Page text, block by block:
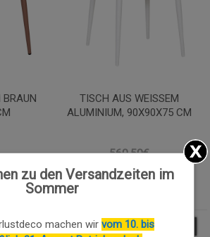
TISCH AUS WEISSEM A
LUMINIUM, 90X90X75 CM
560.50€
476.43€
3.00%
zu den Versandzeiten im
Sommer
machen wir vom 10. bis